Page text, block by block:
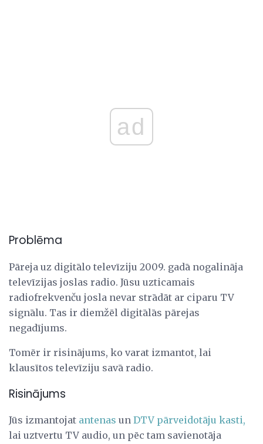
ad
Problēma
Pāreja uz digitālo televīziju 2009. gadā nogalināja
televīzijas joslas radio. Jūsu uzticamais
radiofrekvenču josla nevar strādāt ar ciparu TV
signālu. Tas ir diemžēl digitālās pārejas
negadījums.
Tomēr ir risinājums, ko varat izmantot, lai
klausītos televīziju savā radio.
Risinājums
Jūs izmantojat antenas un DTV pārveidotāju kasti,
lai uztvertu TV audio, un pēc tam savienotāja